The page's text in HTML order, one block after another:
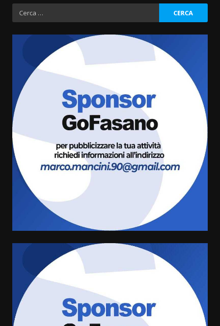
Ricerca
per:
Serie D, l’Us Fasano è escluso
dal campionato
5 Agosto 2026 17:30
Truffatori in azione nelle
frazioni fasanesi
al Prefetto: “Noi cittadini di
serie B”
5 Agosto 2026 06:15
A Savelletri torna la Sagra del
Pesce Spada: appuntamento a
sabato 8 agosto